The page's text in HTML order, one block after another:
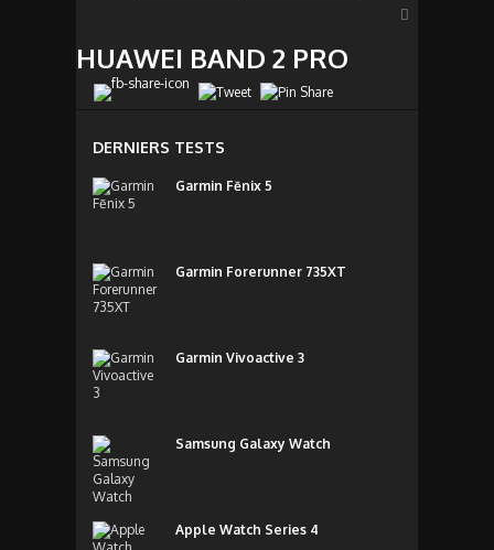
HUAWEI BAND 2 PRO
DERNIERS TESTS
Garmin Fēnix 5
Garmin Forerunner 735XT
Garmin Vivoactive 3
Samsung Galaxy Watch
Apple Watch Series 4